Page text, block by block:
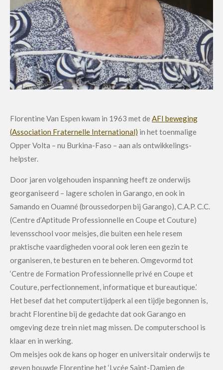
Florentine Van Espen kwam in 1963 met de AFI beweging
(Association Fraternelle International) in het toenmalige
Opper Volta – nu Burkina-Faso – aan als ontwikkelings-
helpster.
Door jaren volgehouden inspanning heeft ze onderwijs
georganiseerd – lagere scholen in Garango, en ook in
Samando en Ouamné (broussedorpen bij Garango), C.A.P. C.C.
(Centre d’Aptitude Professionnelle en Coupe et Couture)
levensschool voor meisjes, die buiten een hele resem
praktische vaardigheden vooral ook leren een gezin te
organiseren, te besturen en te beheren. Omgevormd tot
‘Centre de Formation Professionnelle privé en Coupe et
Couture, perfectionnement, informatique et bureautique.’
Het besef dat het computertijdperk al een tijdje begonnen is,
bracht Florentine bij de gedachte dat ook Garango en
omgeving deze trein niet mag missen. De computerschool is
klaar en in werking.
Om meisjes ook de kans op hoger en universitair onderwijs te
geven bouwde Florentine het ‘Lycée Saint-Damien de